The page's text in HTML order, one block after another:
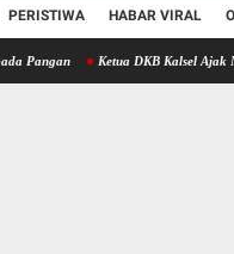
PERISTIWA HABAR VIRAL
Ketua DKB Kalsel Ajak Masyarakat